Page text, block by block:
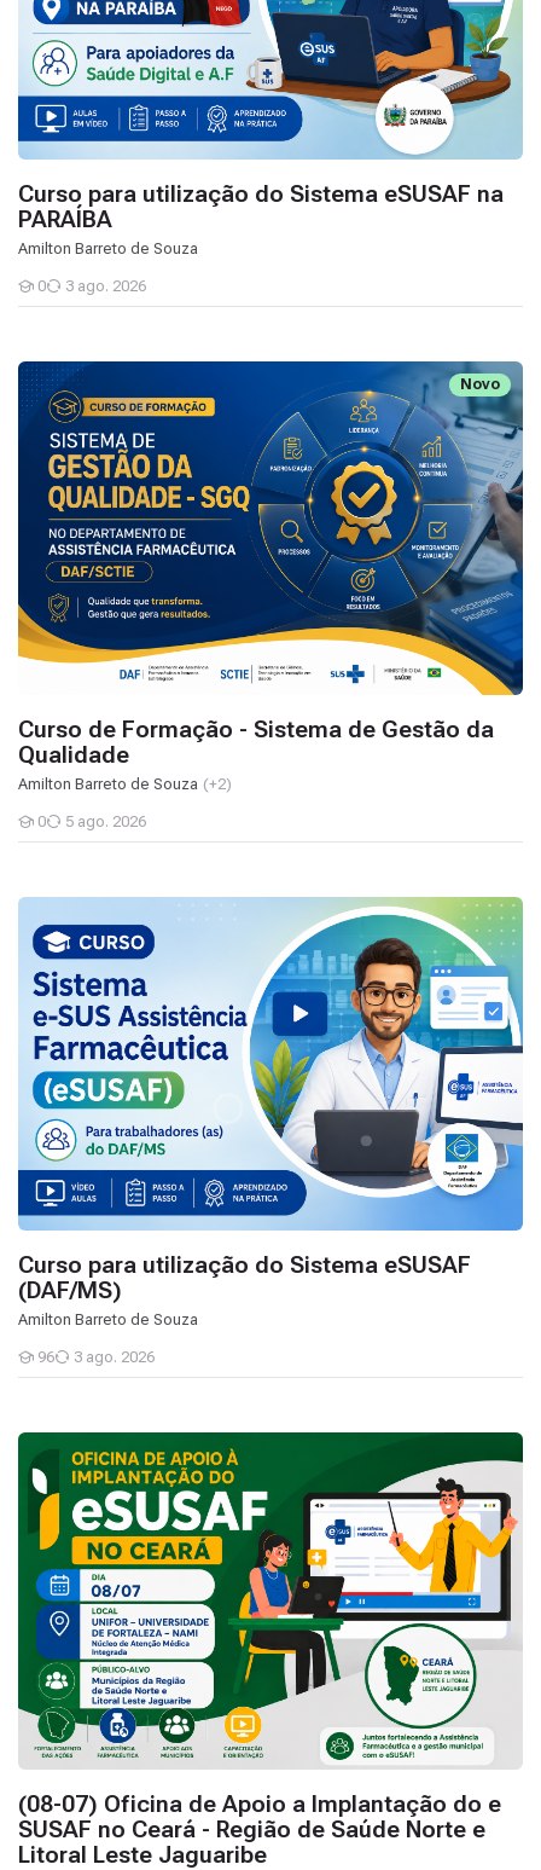
Curso para utilização do Sistema eSUSAF na
PARAÍBA
Amilton Barreto de Souza
0
Estudantes
3 ago. 2026
Novo
Curso de Formação - Sistema de Gestão da
Qualidade
Amilton Barreto de Souza (+2)
0
Estudantes
5 ago. 2026
Curso de Formação - Sistema de Gestão da Qualidade
Curso para utilização do Sistema eSUSAF
(DAF/MS)
Amilton Barreto de Souza
96
Estudantes
3 ago. 2026
Curso para utilização do Sistema eSUSAF (DAF/MS)
(08-07) Oficina de Apoio a Implantação do e
SUSAF no Ceará - Região de Saúde Norte e
Litoral Leste Jaguaribe
(08-07) Oficina de Apoio a Implantação do e SUSAF no Ceará -